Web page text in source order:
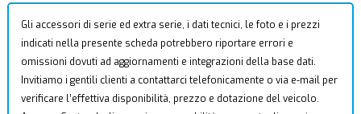
Gli accessori di serie ed extra serie, i dati tecnici, le foto e i prezzi
indicati nella presente scheda potrebbero riportare errori e
omissioni dovuti ad aggiornamenti e integrazioni della base dati.
Invitiamo i gentili clienti a contattarci telefonicamente o via e-mail per
verificare l’effettiva disponibilità, prezzo e dotazione del veicolo.